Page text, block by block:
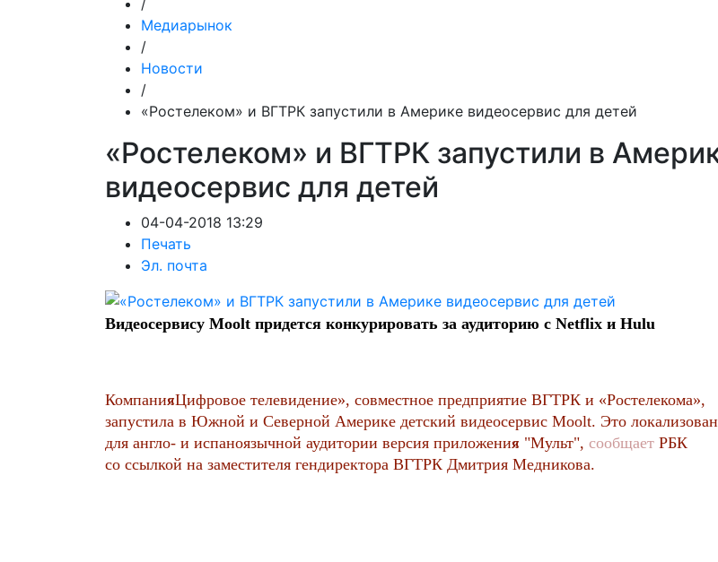
/
Медиарынок
/
Новости
/
«Ростелеком» и ВГТРК запустили в Америке видеосервис для детей
«Ростелеком» и ВГТРК запустили в
видеосервис для детей
04-04-2018 13:29
Печать
Эл. почта
Видеосервису Moolt придется конкурировать за аудиторию с Netflix и Hulu
Компания
«Цифровое телевидение», совместное предприятие ВГТРК и «Ростелекома»,
запустила в Южной и Северной Америке детский видеосервис Moolt. Это
для англо- и испаноязычной аудитории версия приложения« "Мульт",сообщает РБК
со ссылкой на заместителя гендиректора ВГТРК Дмитрия Медникова.